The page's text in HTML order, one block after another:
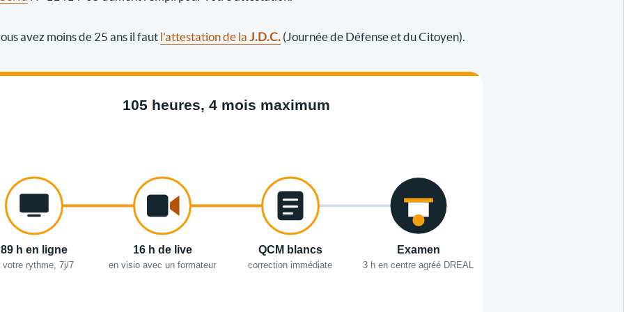
avez moins de 25 ans il faut l'attestation de la J.D.C. (Journée de Défense et du Citoyen).